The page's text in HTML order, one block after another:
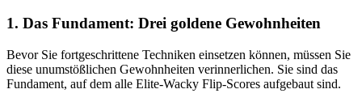
1. Das Fundament: Drei goldene Gewohnheiten
Bevor Sie fortgeschrittene Techniken einsetzen können, müssen Sie
diese unumstößlichen Gewohnheiten verinnerlichen. Sie sind das
Fundament, auf dem alle Elite-Wacky Flip-Scores aufgebaut sind.